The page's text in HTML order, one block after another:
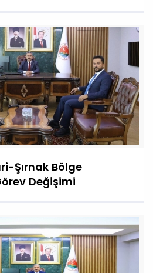
Şırnak Bölge
Değişimi